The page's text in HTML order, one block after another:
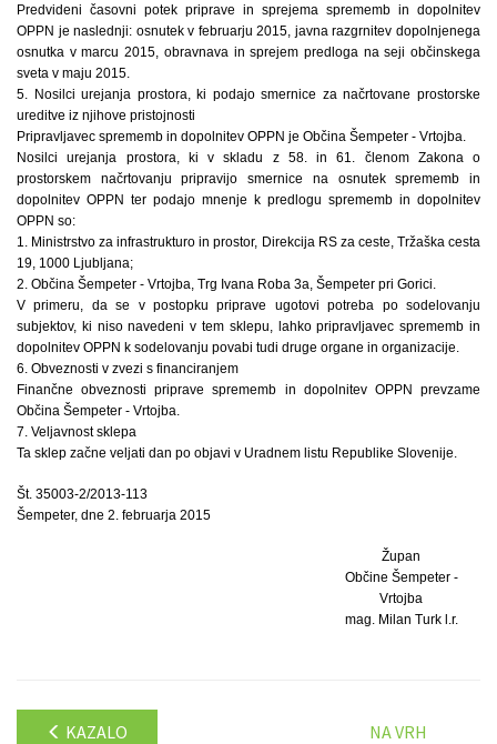
Predvideni časovni potek priprave in sprejema sprememb in dopolnitev
OPPN je naslednji: osnutek v februarju 2015, javna razgrnitev dopolnjenega
osnutka v marcu 2015, obravnava in sprejem predloga na seji občinskega
sveta v maju 2015.
5. Nosilci urejanja prostora, ki podajo smernice za načrtovane prostorske
ureditve iz njihove pristojnosti
Pripravljavec sprememb in dopolnitev OPPN je Občina Šempeter - Vrtojba.
Nosilci urejanja prostora, ki v skladu z 58. in 61. členom Zakona o
prostorskem načrtovanju pripravijo smernice na osnutek sprememb in
dopolnitev OPPN ter podajo mnenje k predlogu sprememb in dopolnitev
OPPN so:
1. Ministrstvo za infrastrukturo in prostor, Direkcija RS za ceste, Tržaška cesta
19, 1000 Ljubljana;
2. Občina Šempeter - Vrtojba, Trg Ivana Roba 3a, Šempeter pri Gorici.
V primeru, da se v postopku priprave ugotovi potreba po sodelovanju
subjektov, ki niso navedeni v tem sklepu, lahko pripravljavec sprememb in
dopolnitev OPPN k sodelovanju povabi tudi druge organe in organizacije.
6. Obveznosti v zvezi s financiranjem
Finančne obveznosti priprave sprememb in dopolnitev OPPN prevzame
Občina Šempeter - Vrtojba.
7. Veljavnost sklepa
Ta sklep začne veljati dan po objavi v Uradnem listu Republike Slovenije.
Št. 35003-2/2013-113
Šempeter, dne 2. februarja 2015
Župan
Občine Šempeter -
Vrtojba
mag. Milan Turk l.r.
KAZALO NA VRH